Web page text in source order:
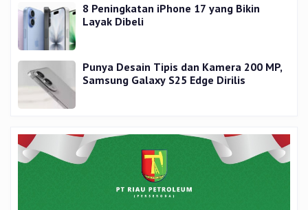
8 Peningkatan iPhone 17 yang Bikin
Layak Dibeli
Punya Desain Tipis dan Kamera 200 MP,
Samsung Galaxy S25 Edge Dirilis